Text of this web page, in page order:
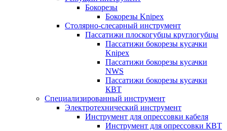
Бокорезы
Бокорезы Knipex
Столярно-слесарный инструмент
Пассатижи плоскогубцы круглогубцы
Пассатижи бокорезы кусачки
Knipex
Пассатижи бокорезы кусачки
NWS
Пассатижи бокорезы кусачки
КВТ
Специализированный инструмент
Электротехнический инструмент
Инструмент для опрессовки кабеля
Инструмент для опрессовки КВТ